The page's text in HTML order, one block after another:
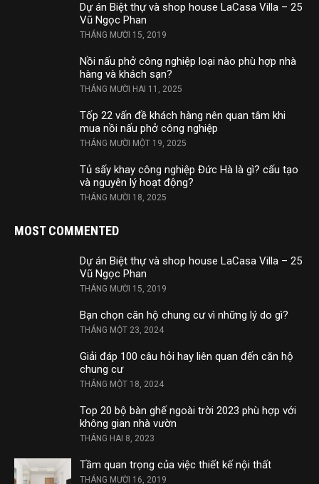
Dự án Biệt thự và shop house LaCasa Villa – 25
Vũ Ngọc Phan
THÁNG MƯỜI 15, 2019
Nồi nấu phở công nghiệp loại nào phù hợp nhà
hàng và khách sạn?
THÁNG MƯỜI HAI 11, 2025
Tốp 22 vấn đề khách hàng nên quan tâm khi
mua nồi nấu phở công nghiệp
THÁNG MƯỜI MỘT 19, 2025
Tủ sấy khay công nghiệp Đức Hà là gì? cấu tạo
và nguyên lý hoạt động?
THÁNG MƯỜI 18, 2025
MOST COMMENTED
Dự án Biệt thự và shop house LaCasa Villa – 25
Vũ Ngọc Phan
THÁNG MƯỜI 15, 2019
Bạn chọn căn hộ chung cư vì những lý do gì?
THÁNG MỘT 23, 2024
Giải đáp 100 câu hỏi hay liên quan đến căn hộ
chung cư
THÁNG MỘT 18, 2024
Top 20 bộ bàn ghế ngoài trời 2023 phù hợp với
không gian nhà vườn
THÁNG HAI 8, 2023
Tầm quan trọng của việc thiết kế nội thất
THÁNG MƯỜI 16, 2019